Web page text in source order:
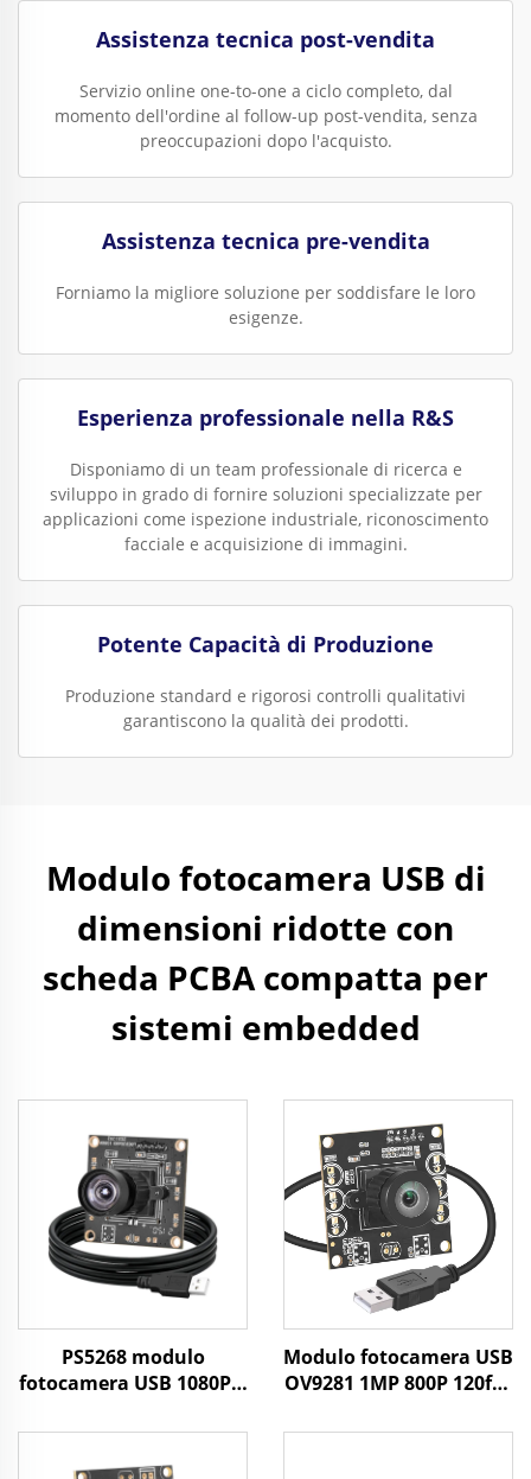
Assistenza tecnica post-vendita
Servizio online one-to-one a ciclo completo, dal
momento dell'ordine al follow-up post-vendita, senza
preoccupazioni dopo l'acquisto.
Assistenza tecnica pre-vendita
Forniamo la migliore soluzione per soddisfare le loro
esigenze.
Esperienza professionale nella R&S
Disponiamo di un team professionale di ricerca e
sviluppo in grado di fornire soluzioni specializzate per
applicazioni come ispezione industriale, riconoscimento
facciale e acquisizione di immagini.
Potente Capacità di Produzione
Produzione standard e rigorosi controlli qualitativi
garantiscono la qualità dei prodotti.
Modulo fotocamera USB di
dimensioni ridotte con
scheda PCBA compatta per
sistemi embedded
PS5268 modulo
fotocamera USB 1080P a
0,003Lux WDR 86dB
sensore CMOS 2MP mini
Modulo fotocamera USB
OV9281 1MP 800P 120fps
driver gratuito,